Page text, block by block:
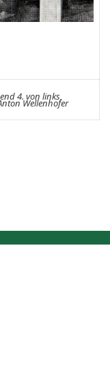
4. von links,
Wellenhofer